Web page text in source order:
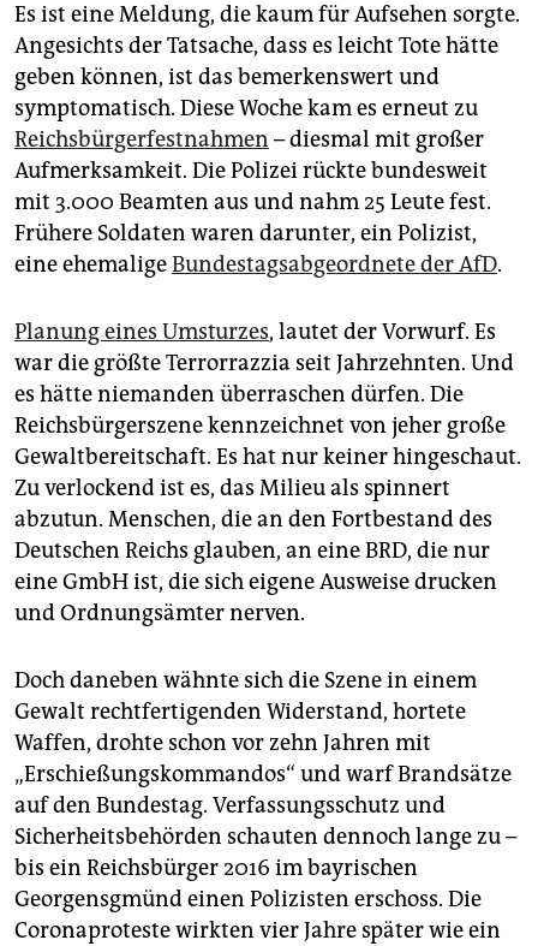
Es ist eine Meldung, die kaum für Aufsehen sorgte.
Angesichts der Tatsache, dass es leicht Tote hätte
geben können, ist das bemerkenswert und
symptomatisch. Diese Woche kam es erneut zu
Reichsbürgerfestnahmen – diesmal mit großer
Aufmerksamkeit. Die Polizei rückte bundesweit
mit 3.000 Beamten aus und nahm 25 Leute fest.
Frühere Soldaten waren darunter, ein Polizist,
eine ehemaligeBundestagsabgeordnete der AfD.
Planung eines Umsturzes, lautet der Vorwurf. Es
war die größte Terrorrazzia seit Jahrzehnten. Und
es hätte niemanden überraschen dürfen. Die
Reichsbürgerszene kennzeichnet von jeher große
Gewaltbereitschaft. Es hat nur keiner hingeschaut.
Zu verlockend ist es, das Milieu als spinnert
abzutun. Menschen, die an den Fortbestand des
Deutschen Reichs glauben, an eine BRD, die nur
eine GmbH ist, die sich eigene Ausweise drucken
und Ordnungsämter nerven.
Doch daneben wähnte sich die Szene in einem
Gewalt rechtfertigenden Widerstand, hortete
Waffen, drohte schon vor zehn Jahren mit
„Erschießungskommandos“ und warf Brandsätze
auf den Bundestag. Verfassungsschutz und
Sicherheitsbehörden schauten dennoch lange zu –
bis ein Reichsbürger 2016 im bayrischen
Georgens­gmünd einen ­Polizisten erschoss. Die
Coronaproteste wirkten vier Jahre später wie ein